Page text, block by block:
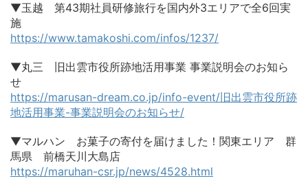
▼玉越 第43期社員研修旅行を国内外3エリアで全6回実
施
https://www.tamakoshi.com/infos/1237/
▼丸三 旧出雲市役所跡地活用事業 事業説明会のお知ら
せ
https://marusan-dream.co.jp/info-event/旧出雲市役所跡
地活用事業-事業説明会のお知らせ/
▼マルハン お菓子の寄付を届けました！関東エリア 群
馬県 前橋天川大島店
https://maruhan-csr.jp/news/4528.html